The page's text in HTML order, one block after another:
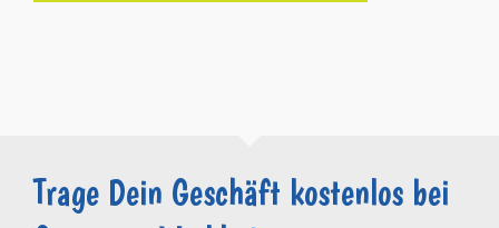
Trage Dein Geschäft kostenlos bei